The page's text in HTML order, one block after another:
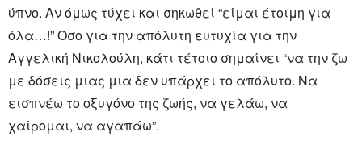
ύπνο. Αν όμως τύχει και σηκωθεί “είμαι έτοιμη για
όλα…!” Όσο για την απόλυτη ευτυχία για την
Αγγελική Νικολούλη, κάτι τέτοιο σημαίνει “να την ζω
με δόσεις μιας μια δεν υπάρχει το απόλυτο. Να
εισπνέω το οξυγόνο της ζωής, να γελάω, να
χαίρομαι, να αγαπάω”.